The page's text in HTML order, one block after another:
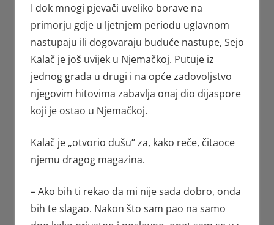
I dok mnogi pjevači uveliko borave na
primorju gdje u ljetnjem periodu uglavnom
nastupaju ili dogovaraju buduće nastupe, Sejo
Kalač je još uvijek u Njemačkoj. Putuje iz
jednog grada u drugi i na opće zadovoljstvo
njegovim hitovima zabavlja onaj dio dijaspore
koji je ostao u Njemačkoj.
Kalač je „otvorio dušu“ za, kako reče, čitaoce
njemu dragog magazina.
– Ako bih ti rekao da mi nije sada dobro, onda
bih te slagao. Nakon što sam pao na samo